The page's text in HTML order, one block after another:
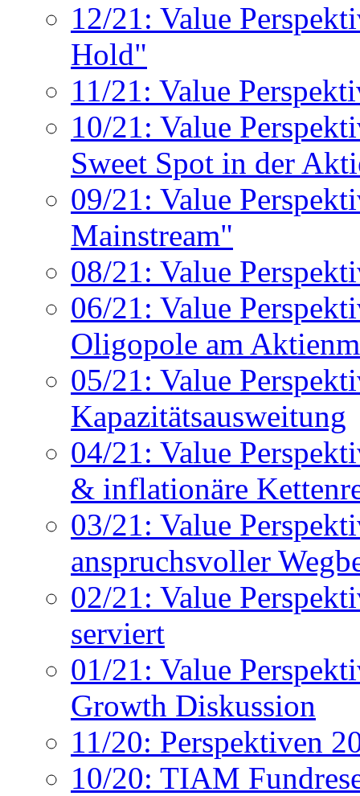
12/21: Value
Hold"
11/21: Value
10/21: Value
Sweet Spot in der
09/21: Value
Mainstream"
08/21: Value
06/21: Value
Oligopole am
05/21: Value
Kapazitätsausweitung
04/21: Value
& inflationäre
03/21: Value
anspruchsvoller
02/21: Value
serviert
01/21: Value
Growth Diskussion
11/20: Perspektiven
10/20: TIAM